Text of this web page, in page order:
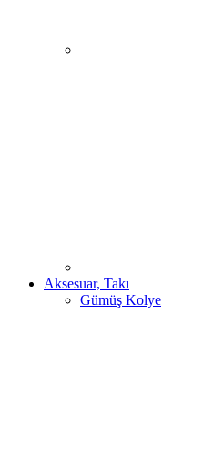
Aksesuar, Takı
Gümüş Kolye